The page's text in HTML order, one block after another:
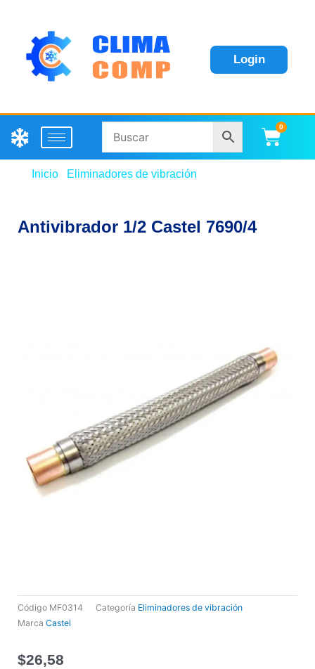
Login
0
Inicio Eliminadores de vibración
Antivibrador 1/2 Castel 7690/4
Código MF0314 Categoría Eliminadores de vibración
Marca Castel
$26,58